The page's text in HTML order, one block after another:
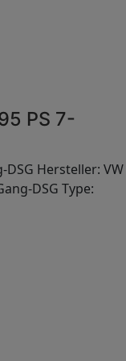
PS 7-
DSG Hersteller: VW
DSG Type: